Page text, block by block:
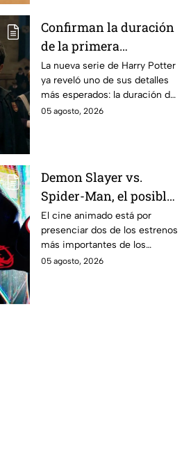
Confirman la duración
de la primera
temporada de Harry
Potter y emocionará a
los fans de los libros
La nueva serie de Harry Potter
ya reveló uno de sus detalles
más esperados: la duración de
la primera temporada basada
05 agosto, 2026
Demon Slayer vs.
Spider-Man, el posible
gran enfrentamiento
en taquilla del 2027
El cine animado está por
presenciar dos de los estrenos
más importantes de los
últimos años.
05 agosto, 2026